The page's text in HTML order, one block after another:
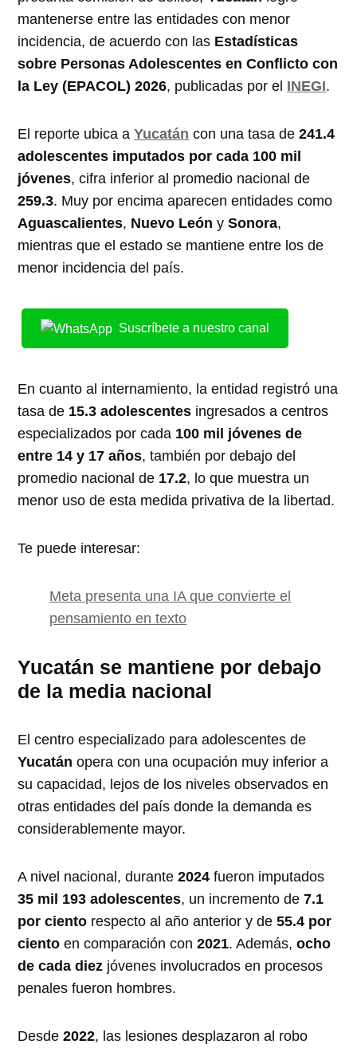
mantenerse entre las entidades con menor
incidencia, de acuerdo con las Estadísticas
sobre Personas Adolescentes en Conflicto con
la Ley (EPACOL) 2026, publicadas por el INEGI.
El reporte ubica aYucatán con una tasa de241.4
adolescentes imputados por cada 100 mil
jóvenes, cifra inferior al promedio nacional de
259.3. Muy por encima aparecen entidades como
Aguascalientes, Nuevo León ySonora,
mientras que el estado se mantiene entre los de
menor incidencia del país.
Suscríbete a nuestro canal
En cuanto al internamiento, la entidad registró una
tasa de 15.3 adolescentes ingresados a centros
especializados por cada 100 mil jóvenes de
entre 14 y 17 años, también por debajo del
promedio nacional de 17.2, lo que muestra un
menor uso de esta medida privativa de la libertad.
Te puede interesar:
Meta presenta una IA que convierte el
pensamiento en texto
Yucatán se mantiene por debajo
de la media nacional
El centro especializado para adolescentes de
Yucatán opera con una ocupación muy inferior a
su capacidad, lejos de los niveles observados en
otras entidades del país donde la demanda es
considerablemente mayor.
A nivel nacional, durante2024 fueron imputados
35 mil 193 adolescentes, un incremento de7.1
por ciento respecto al año anterior y de55.4 por
ciento en comparación con2021. Además,ocho
de cada diez jóvenes involucrados en procesos
penales fueron hombres.
Desde2022, las lesiones desplazaron al robo